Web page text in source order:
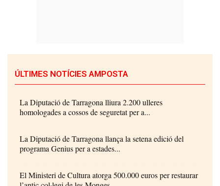
ÚLTIMES NOTÍCIES AMPOSTA
La Diputació de Tarragona lliura 2.200 ulleres
homologades a cossos de seguretat per a...
La Diputació de Tarragona llança la setena edició del
programa Genius per a estades...
El Ministeri de Cultura atorga 500.000 euros per restaurar